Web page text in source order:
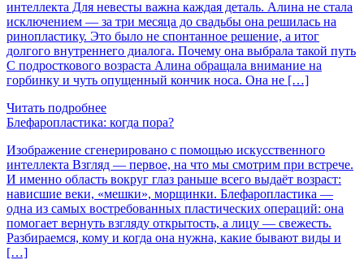
интеллекта Для невесты важна каждая деталь. Алина не стала
исключением — за три месяца до свадьбы она решилась на
ринопластику. Это было не спонтанное решение, а итог
долгого внутреннего диалога. Почему она выбрала такой путь
С подросткового возраста Алина обращала внимание на
горбинку и чуть опущенный кончик носа. Она не […]
Читать подробнее
Блефаропластика: когда пора?
Изображение сгенерировано с помощью искусственного
интеллекта Взгляд — первое, на что мы смотрим при встрече.
И именно область вокруг глаз раньше всего выдаёт возраст:
нависшие веки, «мешки», морщинки. Блефаропластика —
одна из самых востребованных пластических операций: она
помогает вернуть взгляду открытость, а лицу — свежесть.
Разбираемся, кому и когда она нужна, какие бывают виды и
[…]